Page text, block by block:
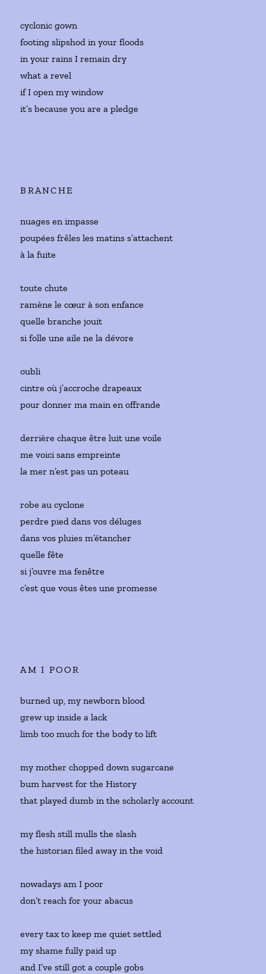
cyclonic gown
footing slipshod in your floods
in your rains I remain dry
what a revel
if I open my window
it’s because you are a pledge
BRANCHE
nuages en impasse
poupées frêles les matins s’attachent
à la fuite
toute chute
ramène le cœur à son enfance
quelle branche jouit
si folle une aile ne la dévore
oubli
cintre où j’accroche drapeaux
pour donner ma main en offrande
derrière chaque être luit une voile
me voici sans empreinte
la mer n’est pas un poteau
robe au cyclone
perdre pied dans vos déluges
dans vos pluies m’étancher
quelle fête
si j’ouvre ma fenêtre
c’est que vous êtes une promesse
AM I POOR
burned up, my newborn blood
grew up inside a lack
limb too much for the body to lift
my mother chopped down sugarcane
bum harvest for the History
that played dumb in the scholarly account
my flesh still mulls the slash
the historian filed away in the void
nowadays am I poor
don’t reach for your abacus
every tax to keep me quiet settled
my shame fully paid up
and I’ve still got a couple gobs